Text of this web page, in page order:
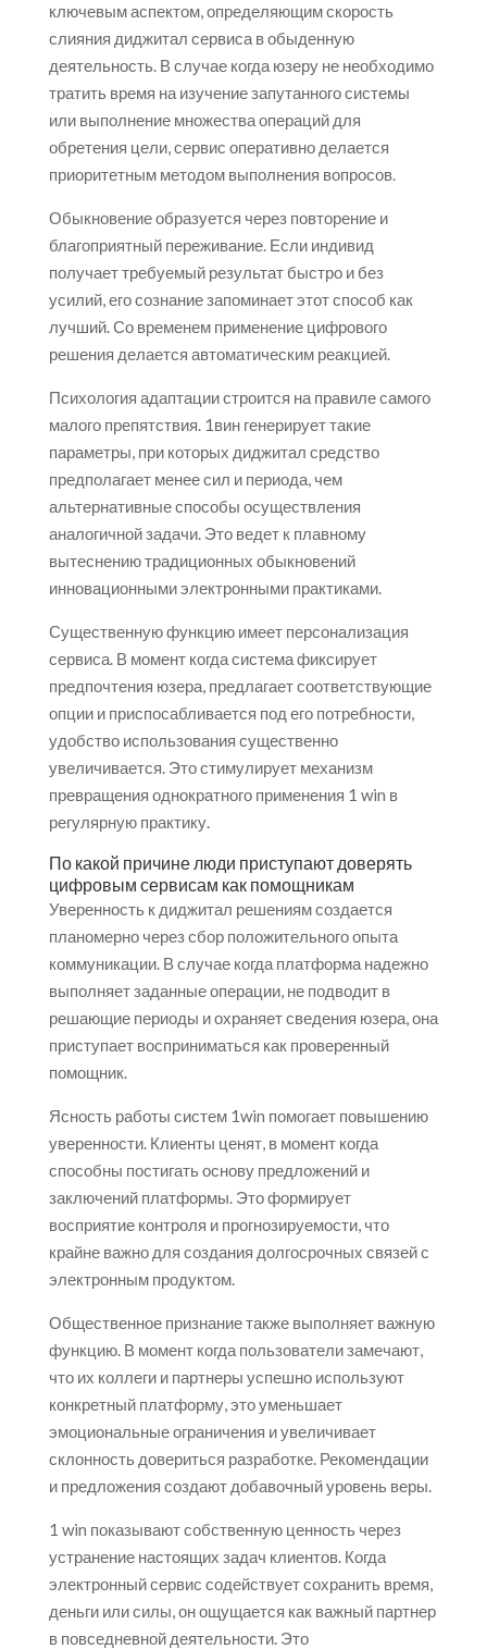
ключевым аспектом, определяющим скорость
слияния диджитал сервиса в обыденную
деятельность. В случае когда юзеру не необходимо
тратить время на изучение запутанного системы
или выполнение множества операций для
обретения цели, сервис оперативно делается
приоритетным методом выполнения вопросов.
Обыкновение образуется через повторение и
благоприятный переживание. Если индивид
получает требуемый результат быстро и без
усилий, его сознание запоминает этот способ как
лучший. Со временем применение цифрового
решения делается автоматическим реакцией.
Психология адаптации строится на правиле самого
малого препятствия. 1вин генерирует такие
параметры, при которых диджитал средство
предполагает менее сил и периода, чем
альтернативные способы осуществления
аналогичной задачи. Это ведет к плавному
вытеснению традиционных обыкновений
инновационными электронными практиками.
Существенную функцию имеет персонализация
сервиса. В момент когда система фиксирует
предпочтения юзера, предлагает соответствующие
опции и приспосабливается под его потребности,
удобство использования существенно
увеличивается. Это стимулирует механизм
превращения однократного применения 1 win в
регулярную практику.
По какой причине люди приступают доверять
цифровым сервисам как помощникам
Уверенность к диджитал решениям создается
планомерно через сбор положительного опыта
коммуникации. В случае когда платформа надежно
выполняет заданные операции, не подводит в
решающие периоды и охраняет сведения юзера, она
приступает восприниматься как проверенный
помощник.
Ясность работы систем 1win помогает повышению
уверенности. Клиенты ценят, в момент когда
способны постигать основу предложений и
заключений платформы. Это формирует
восприятие контроля и прогнозируемости, что
крайне важно для создания долгосрочных связей с
электронным продуктом.
Общественное признание также выполняет важную
функцию. В момент когда пользователи замечают,
что их коллеги и партнеры успешно используют
конкретный платформу, это уменьшает
эмоциональные ограничения и увеличивает
склонность довериться разработке. Рекомендации
и предложения создают добавочный уровень веры.
1 win показывают собственную ценность через
устранение настоящих задач клиентов. Когда
электронный сервис содействует сохранить время,
деньги или силы, он ощущается как важный партнер
в повседневной деятельности. Это